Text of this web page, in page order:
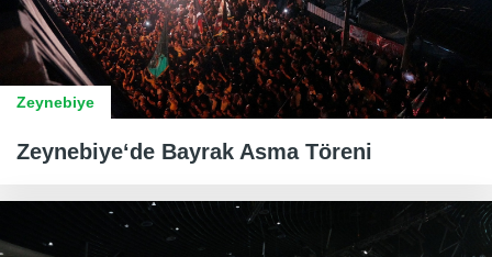
Zeynebiye
Zeynebiye‘de Bayrak Asma Töreni